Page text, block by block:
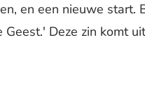
en een nieuwe start.
Deze zin komt